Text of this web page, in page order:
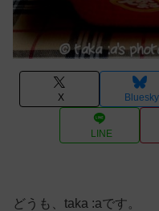
X Bluesky
LINE
どうも、taka :aです。